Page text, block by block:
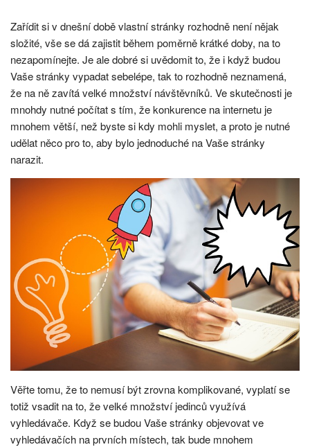
Zařídit si v dnešní době vlastní stránky rozhodně není nějak
složité, vše se dá zajistit během poměrně krátké doby, na to
nezapomínejte. Je ale dobré si uvědomit to, že i když budou
Vaše stránky vypadat sebelépe, tak to rozhodně neznamená,
že na ně zavítá velké množství návštěvníků. Ve skutečnosti je
mnohdy nutné počítat s tím, že konkurence na internetu je
mnohem větší, než byste si kdy mohli myslet, a proto je nutné
udělat něco pro to, aby bylo jednoduché na Vaše stránky
narazit.
Věřte tomu, že to nemusí být zrovna komplikované, vyplatí se
totiž vsadit na to, že velké množství jedinců využívá
vyhledávače. Když se budou Vaše stránky objevovat ve
vyhledávačích na prvních místech, tak bude mnohem